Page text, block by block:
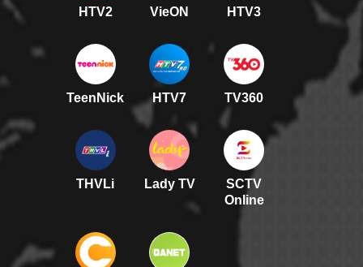
HTV2 VieON HTV3
TeenNick HTV7 TV360
THVLi Lady TV
SCTV
Online